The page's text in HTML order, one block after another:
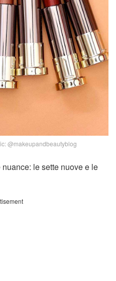
@makeupandbeautyblog
le sette nuove e le